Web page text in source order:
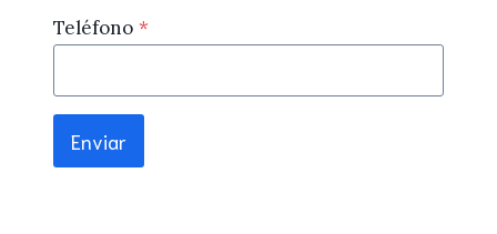
Teléfono *
Enviar